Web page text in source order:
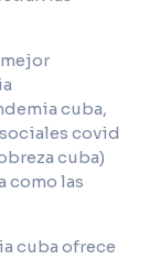
cuba,
covid
cuba)
como las
cuba ofrece